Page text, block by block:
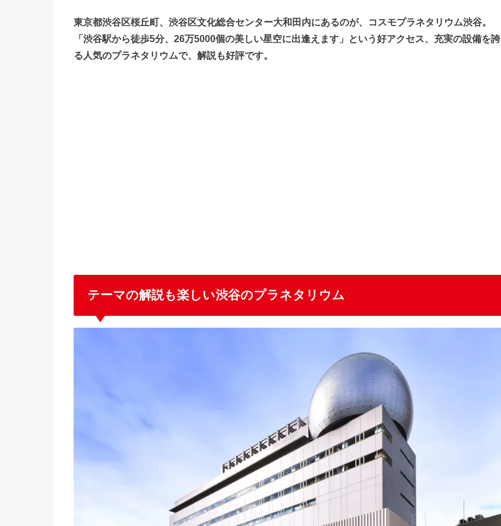
東京都渋谷区桜丘町、渋谷区文化総合センター大和田内にあるのが、コスモプラネタリウム渋谷。
「渋谷駅から徒歩5分、26万5000個の美しい星空に出逢えます」という好アクセス、充実の設備を誇
る人気のプラネタリウムで、解説も好評です。
テーマの解説も楽しい渋谷のプラネタリウム